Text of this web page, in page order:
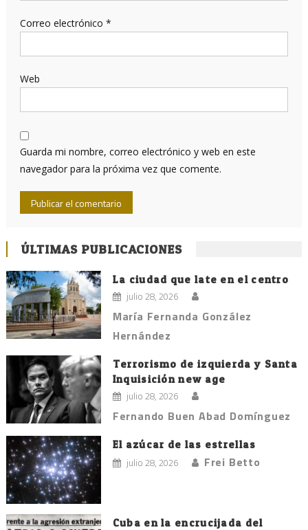
Correo electrónico *
Web
Guarda mi nombre, correo electrónico y web en este
navegador para la próxima vez que comente.
ÚLTIMAS PUBLICACIONES
La ciudad que late en el centro
julio 28, 2026
María Fernanda González
Hernández
Terrorismo de izquierda y Santa
Inquisición new age
julio 28, 2026
Fernando Buen Abad Domínguez
El azúcar de las estrellas
julio 28, 2026 Frei Betto
Cuba en la encrucijada del